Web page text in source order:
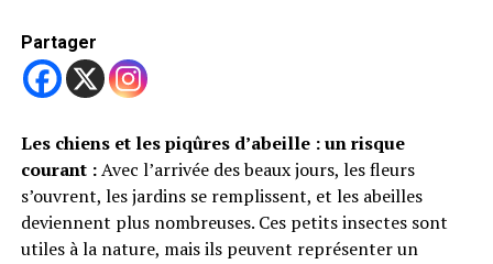
appréciés dans les fermes
étaient gardés pour lutter contre les rongeurs. Même en
liberté, descolonies sauvages
1950. Ces chats étaient parfois vus en train d’attaquer
des oiseaux marins comme les goélands, grâce à leurs
puissantes pattes arrière qui leur permettent de faire de
grands sauts.
Partager
Les chiens et les piqûres d’abeille : un risque
courant :Avec l’arrivée des beaux jours, les fleurs
s’ouvrent, les jardins se remplissent, et les abeilles
deviennent plus nombreuses. Ces petits insectes sont
utiles à la nature, mais ils peuvent représenter un